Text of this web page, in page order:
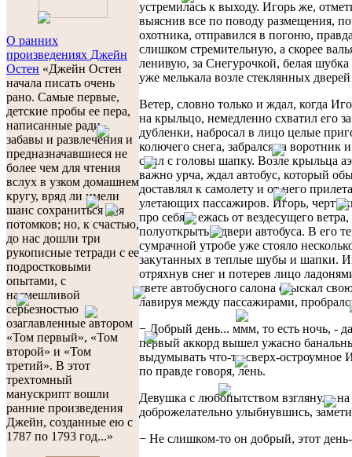
О ранних
произведениях Джейн
Остен «Джейн Остен
начала писать очень
рано. Самые первые,
детские пробы ее пера,
написанные ради
забавы и развлечения и
предназначавшиеся не
более чем для чтения
вслух в узком домашнем
кругу, вряд ли имели
шанс сохраниться для
потомков; но, к счастью,
до нас дошли три
рукописные тетради с ее
подростковыми
опытами, с
насмешливой
серьезностью
озаглавленные автором
«Том первый», «Том
второй» и «Том
третий». В этот
трехтомный
манускрипт вошли
ранние произведения
Джейн, созданные ею с
1787 по 1793 год...»
устремилась к выходу. Игорь же,
выяснив все по поводу размещения,
охотника, отправился в погоню,
слишком стремительную, а скорее
ленивую, за Снегурочкой, белая шубка
уже мелькала возле стеклянных
Ветер, словно только и ждал, когда
на крыльцо, немедленно схватил его
дубленки, набросал в лицо целые
колючего снега, забрался за воротник
сбил с головы шапку. Возле крыльца
важно урча, ждал автобус, который
доставлял к самолету и от него
улетающих пассажиров. Игорь,
про себя и ежась от вездесущего
полуоткрытые двери автобуса. В его
сумрачной утробе уже стояло
закутанных в теплые шубы и шапки.
отряхнув снег и потерев лицо
свете автобусного салона отыскал
лавируя между пассажирами,
− Добрый день... ммм, то есть ночь, -
первый аккорд вышел ужасно
выдумывать что-то сверх-остроумное
по правде говоря, лень.
Девушка с любопытством взглянула
доброжелательно улыбнувшись,
− Не слишком-то он добрый, этот